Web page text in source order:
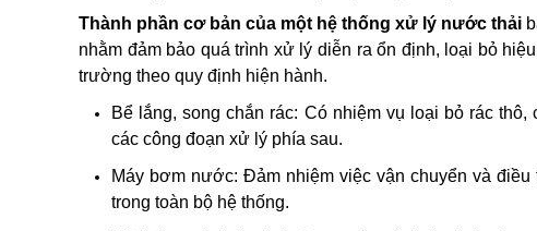
Thành phần cơ bản của một hệ thống xử lý nước thải
nhằm đảm bảo quá trình xử lý diễn ra ổn định, loại bỏ
trường theo quy định hiện hành.
Bể lắng, song chắn rác: Có nhiệm vụ loại bỏ rác
các công đoạn xử lý phía sau.
Máy bơm nước: Đảm nhiệm việc vận chuyển và
trong toàn bộ hệ thống.